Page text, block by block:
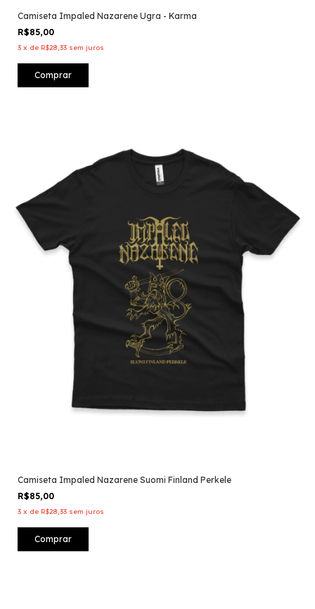
Camiseta Impaled Nazarene Ugra - Karma
R$85,00
3 x de R$28,33 sem juros
Comprar
Camiseta Impaled Nazarene Suomi Finland Perkele
R$85,00
3 x de R$28,33 sem juros
Comprar